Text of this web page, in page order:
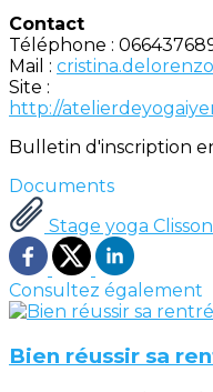
Contact
Téléphone :
Mail :
Site :
http://
Bulletin d'inscription
Documents
Stage yoga
Consultez également
Bien réussir sa